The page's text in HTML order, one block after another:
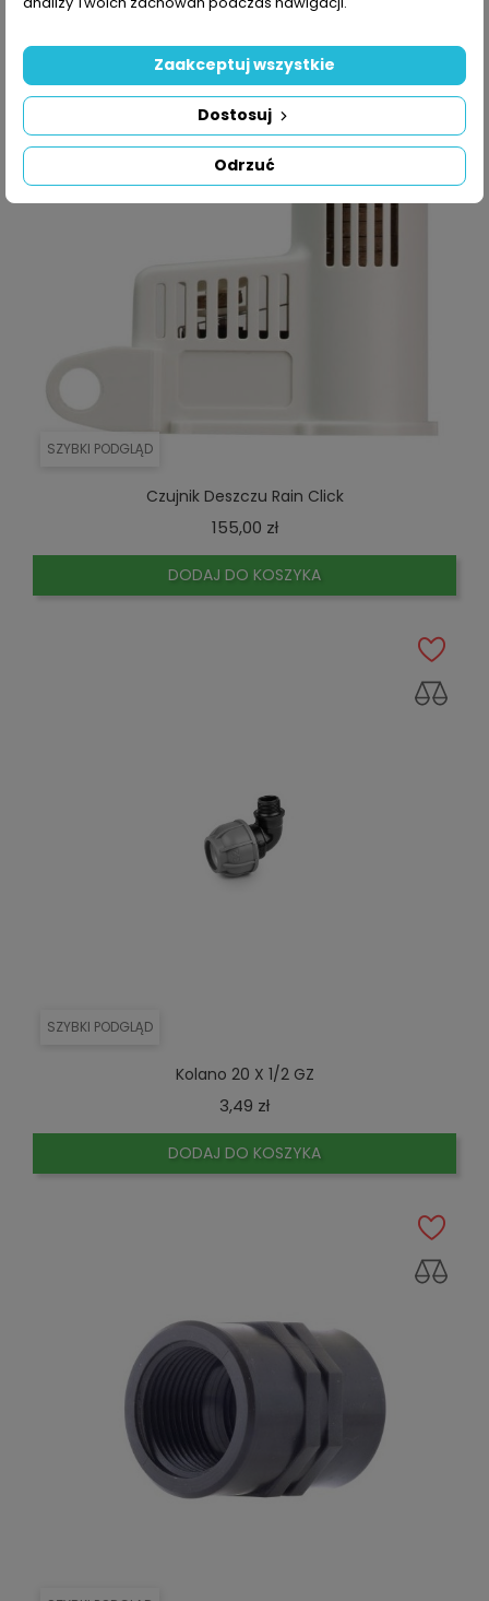
SZYBKI PODGLĄD
Czujnik Deszczu Rain Click
155,00 złCena
DODAJ DO KOSZYKA
SZYBKI PODGLĄD
Kolano 20 X 1/2 GZ
3,49 złCena
DODAJ DO KOSZYKA
Odrzuć
Dostosuj
Zaakceptuj wszystkie